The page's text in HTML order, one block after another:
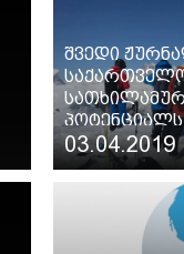
შვედი
პოტენციალს
03.04.2019